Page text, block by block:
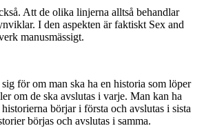
Att de olika linjerna alltså behandlar
I den aspekten är faktiskt Sex and
manusmässigt.
för om man ska ha en historia som löper
om de ska avslutas i varje. Man kan ha
börjar i första och avslutas i sista
börjas och avslutas i samma.